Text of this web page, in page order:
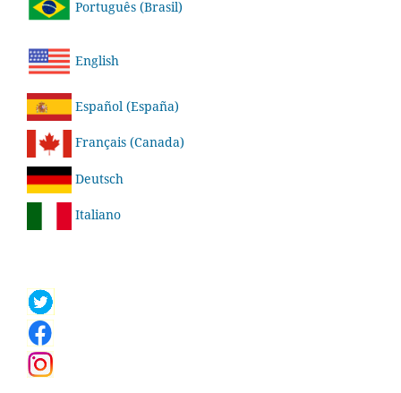
Português (Brasil)
English
Español (España)
Français (Canada)
Deutsch
Italiano